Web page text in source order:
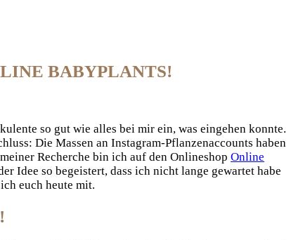
BABYPLANTS!
so gut wie alles bei mir ein, was eingehen konnte.
Die Massen an Instagram-Pflanzenaccounts haben
Recherche bin ich auf den Onlineshop Online
Idee so begeistert, dass ich nicht lange gewartet habe
euch heute mit.